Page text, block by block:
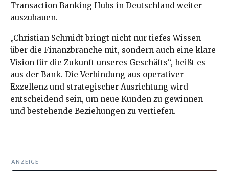
Transaction Banking Hubs in Deutschland weiter
auszubauen.
„Christian Schmidt bringt nicht nur tiefes Wissen
über die Finanzbranche mit, sondern auch eine klare
Vision für die Zukunft unseres Geschäfts“, heißt es
aus der Bank. Die Verbindung aus operativer
Exzellenz und strategischer Ausrichtung wird
entscheidend sein, um neue Kunden zu gewinnen
und bestehende Beziehungen zu vertiefen.
ANZEIGE